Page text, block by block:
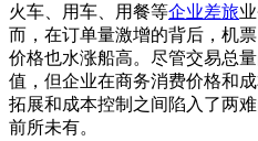
火车、用车、用餐等企业差旅
而，在订单量激增的背后，机
价格也水涨船高。尽管交易总
值，但企业在商务消费价格和
拓展和成本控制之间陷入了两
前所未有。